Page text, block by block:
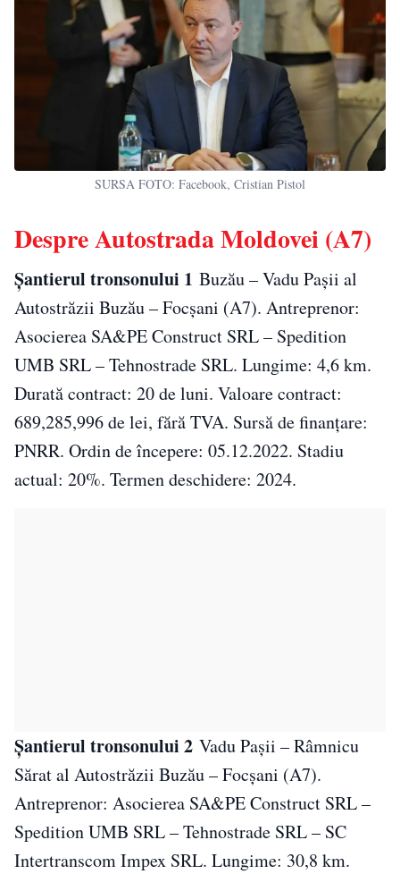
SURSA FOTO: Facebook, Cristian Pistol
Despre Autostrada Moldovei (A7)
Șantierul tronsonului 1 Buzău – Vadu Pașii al
Autostrăzii Buzău – Focșani (A7). Antreprenor:
Asocierea SA&PE Construct SRL – Spedition
UMB SRL – Tehnostrade SRL. Lungime: 4,6 km.
Durată contract: 20 de luni. Valoare contract:
689,285,996 de lei, fără TVA. Sursă de finanțare:
PNRR. Ordin de începere: 05.12.2022. Stadiu
actual: 20%. Termen deschidere: 2024.
Șantierul tronsonului 2 Vadu Pașii – Râmnicu
Sărat al Autostrăzii Buzău – Focșani (A7).
Antreprenor: Asocierea SA&PE Construct SRL –
Spedition UMB SRL – Tehnostrade SRL – SC
Intertranscom Impex SRL. Lungime: 30,8 km.